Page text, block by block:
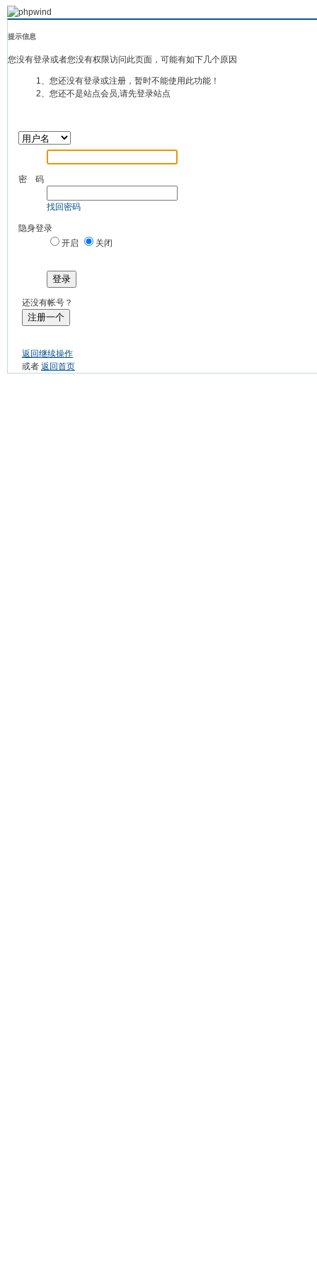
提示信息
您没有登录或者您没有权限访问此页面，可能有如下几个原因
1、您还没有登录或注册，暂时不能使用此功能！
2、您还不是站点会员,请先登录站点
密 码
找回密码
隐身登录
开启
关闭
登录
还没有帐号？
注册一个
返回继续操作
或者 返回首页